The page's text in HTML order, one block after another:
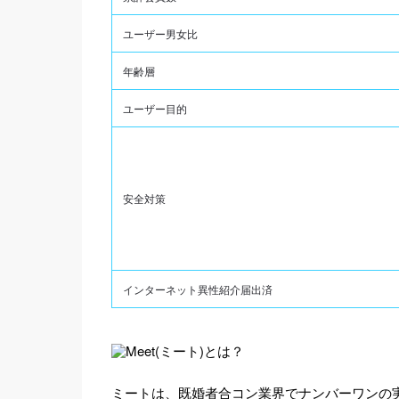
ユーザー男女比
年齢層
ユーザー目的
安全対策
インターネット異性紹介届出済
ミートは、既婚者合コン業界でナンバーワン